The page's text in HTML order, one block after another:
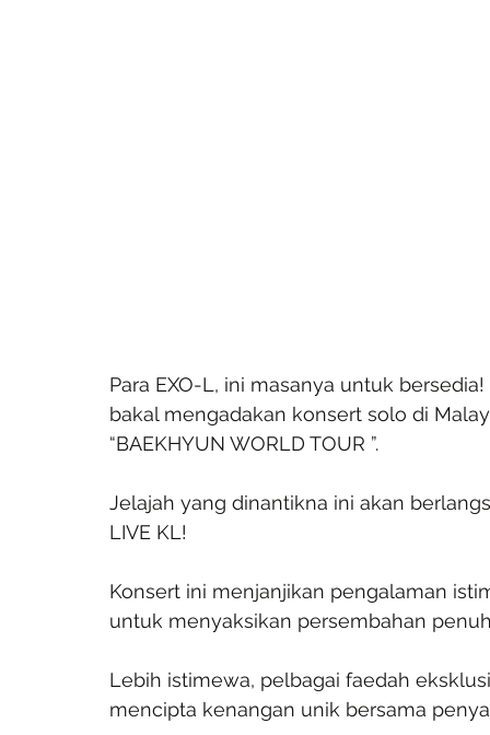
Para EXO-L, ini masanya untuk
bakal mengadakan konsert solo di
“BAEKHYUN WORLD TOUR ”.
Jelajah yang dinantikna ini akan
LIVE KL!
Konsert ini menjanjikan pengalaman
untuk menyaksikan persembahan
Lebih istimewa, pelbagai faedah
mencipta kenangan unik bersama